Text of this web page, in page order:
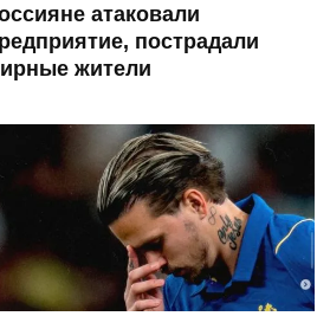
атаковали
пострадали
жители